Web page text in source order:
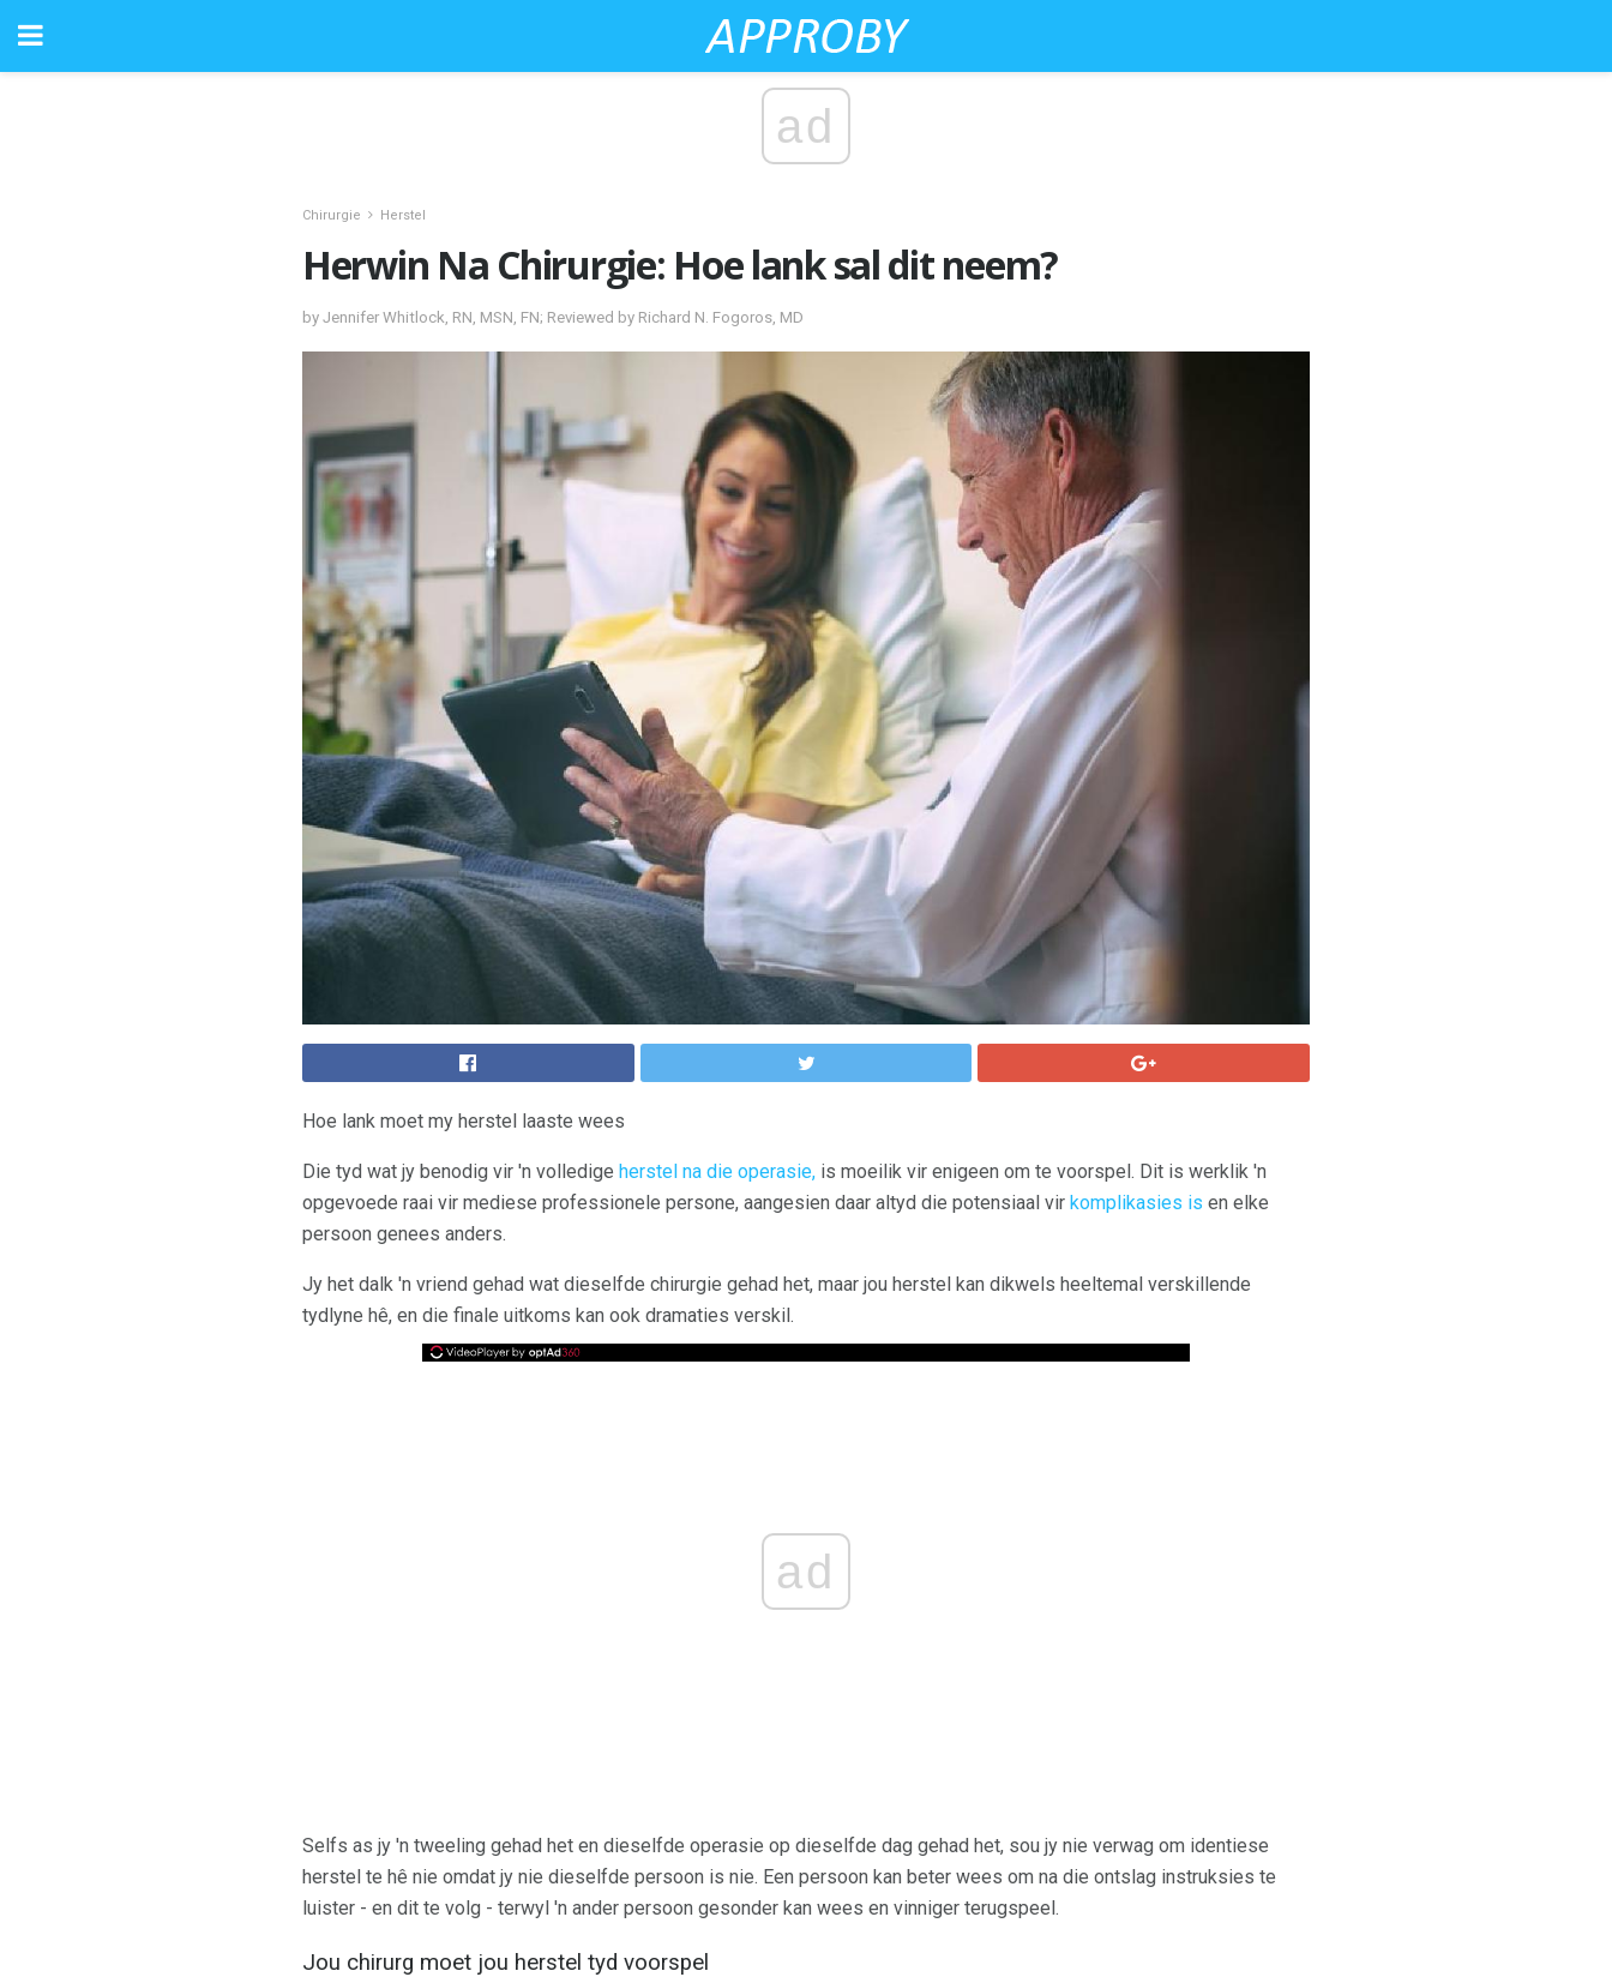
ad
Chirurgie Herstel
Herwin Na Chirurgie: Hoe lank sal dit neem?
by Jennifer Whitlock, RN, MSN, FN; Reviewed by Richard N. Fogoros, MD
Hoe lank moet my herstel laaste wees
Die tyd wat jy benodig vir 'n volledige herstel na die operasie, is moeilik vir enigeen om te voorspel. Dit is werklik 'n
opgevoede raai vir mediese professionele persone, aangesien daar altyd die potensiaal vir komplikasies is en elke
persoon genees anders.
Jy het dalk 'n vriend gehad wat dieselfde chirurgie gehad het, maar jou herstel kan dikwels heeltemal verskillende
tydlyne hê, en die finale uitkoms kan ook dramaties verskil.
ad
Selfs as jy 'n tweeling gehad het en dieselfde operasie op dieselfde dag gehad het, sou jy nie verwag om identiese
herstel te hê nie omdat jy nie dieselfde persoon is nie. Een persoon kan beter wees om na die ontslag instruksies te
luister - en dit te volg - terwyl 'n ander persoon gesonder kan wees en vinniger terugspeel.
Jou chirurg moet jou herstel tyd voorspel